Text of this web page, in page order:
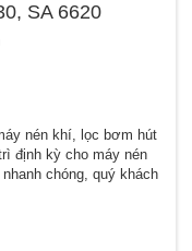
SA 6620
nén khí, lọc bơm hút
định kỳ cho máy nén
nhanh chóng, quý khách